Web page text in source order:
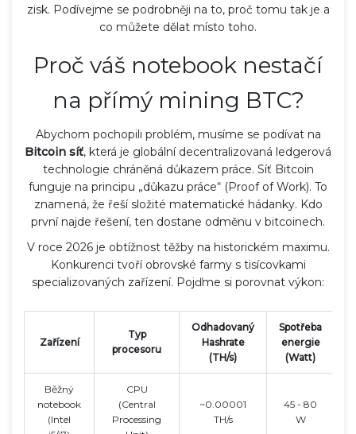
zisk. Podívejme se podrobněji na to, proč tomu tak je a
co můžete dělat místo toho.
Proč váš notebook nestačí
na přímý mining BTC?
Abychom pochopili problém, musíme se podívat na
Bitcoin síť, která je globální decentralizovaná ledgerová
technologie chráněná důkazem práce. Síť Bitcoin
funguje na principu „důkazu práce“ (Proof of Work). To
znamená, že řeší složité matematické hádanky. Kdo
první najde řešení, ten dostane odměnu v bitcoinech.
V roce 2026 je obtížnost těžby na historickém maximu.
Konkurenci tvoří obrovské farmy s tisícovkami
specializovaných zařízení. Pojďme si porovnat výkon:
Zařízení
Typ
procesoru
Odhadovaný
Hashrate
(TH/s)
Spotřeba
energie
(Watt)
Běžný
notebook
(Intel
CPU
(Central
Processing
~0.00001
TH/s
45 - 80
W